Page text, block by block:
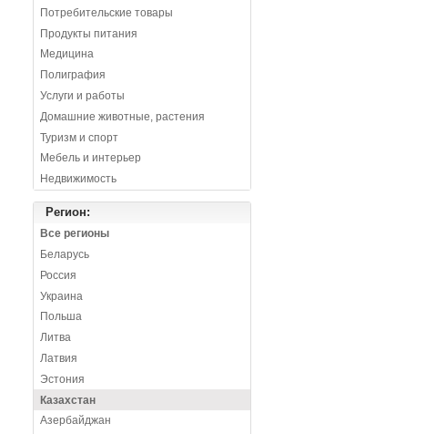
Потребительские товары
Продукты питания
Медицина
Полиграфия
Услуги и работы
Домашние животные, растения
Туризм и спорт
Мебель и интерьер
Недвижимость
Регион:
Все регионы
Беларусь
Россия
Украина
Польша
Литва
Латвия
Эстония
Казахстан
Азербайджан